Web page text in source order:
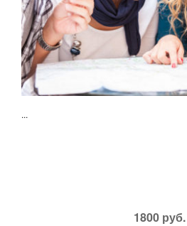
...
1800 руб.